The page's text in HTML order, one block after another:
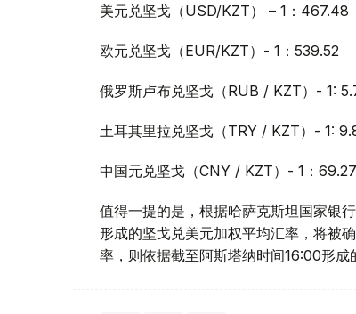
美元兑坚戈（USD/KZT） – 1：467.48
欧元兑坚戈（EUR/KZT）- 1：539.52
俄罗斯卢布兑坚戈（RUB / KZT）- 1:
土耳其里拉兑坚戈（TRY / KZT）- 1:
中国元兑坚戈（CNY / KZT）- 1：69.27
值得一提的是，根据哈萨克斯坦国家银
形成的坚戈兑美元加权平均汇率，将被
率，则依据截至阿斯塔纳时间16:00形成